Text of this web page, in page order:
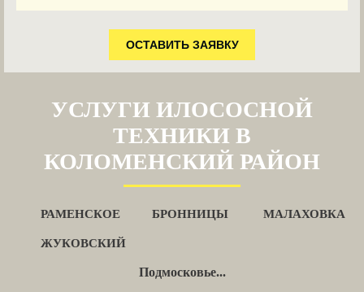
ОСТАВИТЬ ЗАЯВКУ
УСЛУГИ ИЛОСОСНОЙ
ТЕХНИКИ В
КОЛОМЕНСКИЙ РАЙОН
РАМЕНСКОЕ БРОННИЦЫ МАЛАХОВКА
ЖУКОВСКИЙ
Подмосковье...